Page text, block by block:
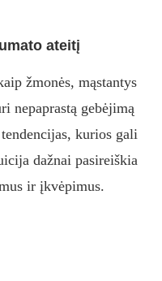
ateitį
žmonės, mąstantys
nepaprastą gebėjimą
kurios gali
dažnai pasireiškia
ir įkvėpimus.